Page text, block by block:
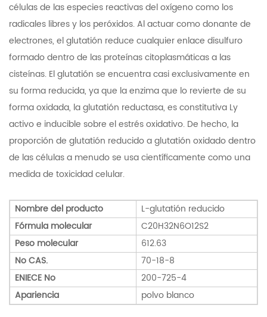
células de las especies reactivas del oxígeno como los
radicales libres y los peróxidos. Al actuar como donante de
electrones, el glutatión reduce cualquier enlace disulfuro
formado dentro de las proteínas citoplasmáticas a las
cisteínas. El glutatión se encuentra casi exclusivamente en
su forma reducida, ya que la enzima que lo revierte de su
forma oxidada, la glutatión reductasa, es constitutiva Ly
activo e inducible sobre el estrés oxidativo. De hecho, la
proporción de glutatión reducido a glutatión oxidado dentro
de las células a menudo se usa científicamente como una
medida de toxicidad celular.
Nombre del producto
L-glutatión reducido
Fórmula molecular
C20H32N6O12S2
Peso molecular
612.63
No CAS.
70-18-8
ENIECE No
200-725-4
Apariencia
polvo blanco